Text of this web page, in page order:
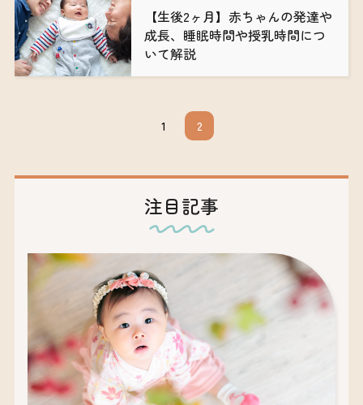
【生後2ヶ月】赤ちゃんの発達や
成長、睡眠時間や授乳時間につ
いて解説
1 2
注目記事